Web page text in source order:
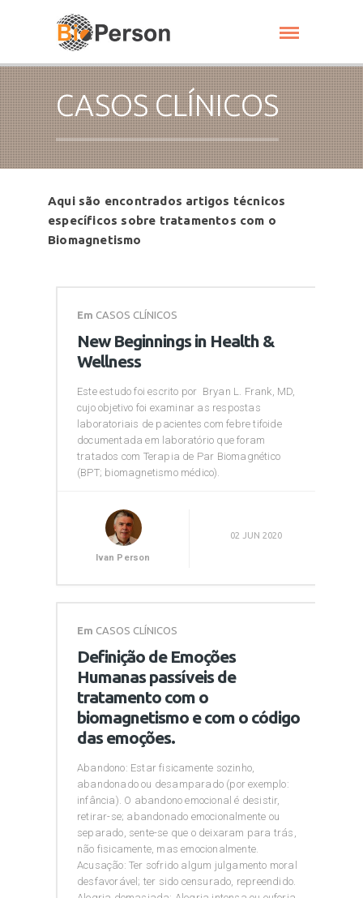
CASOS CLÍNICOS
Aqui são encontrados artigos técnicos
específicos sobre tratamentos com o
Biomagnetismo
Em CASOS CLÍNICOS
New Beginnings in Health &
Wellness
Este estudo foi escrito por Bryan L. Frank, MD,
cujo objetivo foi examinar as respostas
laboratoriais de pacientes com febre tifoide
documentada em laboratório que foram
tratados com Terapia de Par Biomagnético
(BPT; biomagnetismo médico).
Ivan Person
02 JUN 2020
Em CASOS CLÍNICOS
Definição de Emoções
Humanas passíveis de
tratamento com o
biomagnetismo e com o código
das emoções.
Abandono: Estar fisicamente sozinho,
abandonado ou desamparado (por exemplo:
infância). O abandono emocional é desistir,
retirar-se; abandonado emocionalmente ou
separado, sente-se que o deixaram para trás,
não fisicamente, mas emocionalmente.
Acusação: Ter sofrido algum julgamento moral
desfavorável; ter sido censurado, repreendido.